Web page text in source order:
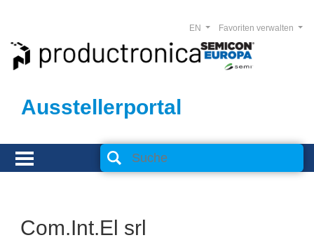
Ausstellerportal
Favoriten verwalten
EN
Com.Int.El srl